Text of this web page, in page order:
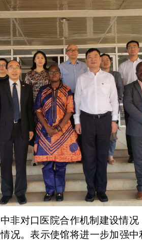
非对口医院合作机制建设情
况。表示使馆将进一步加强